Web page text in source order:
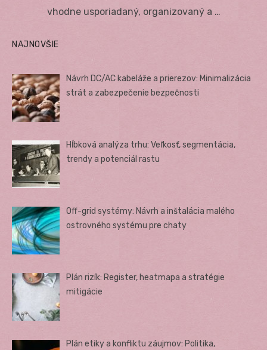
vhodne usporiadaný, organizovaný a …
NAJNOVŠIE
Návrh DC/AC kabeláže a prierezov: Minimalizácia
strát a zabezpečenie bezpečnosti
Hĺbková analýza trhu: Veľkosť, segmentácia,
trendy a potenciál rastu
Off-grid systémy: Návrh a inštalácia malého
ostrovného systému pre chaty
Plán rizík: Register, heatmapa a stratégie
mitigácie
Plán etiky a konfliktu záujmov: Politika,